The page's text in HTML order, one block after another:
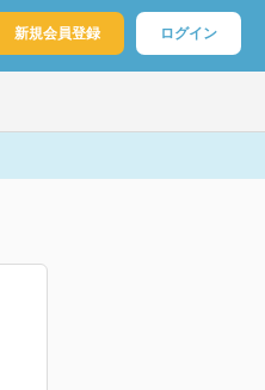
新規会員登録 ログイン